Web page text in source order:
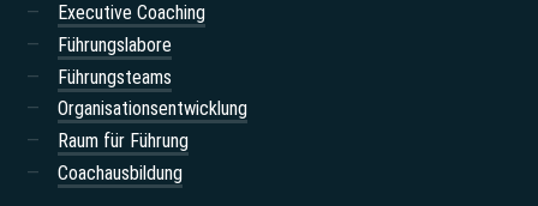
Executive Coaching
Führungslabore
Führungsteams
Organisationsentwicklung
Raum für Führung
Coachausbildung